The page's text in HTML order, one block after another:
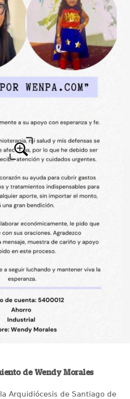
de Wendy Morales
Arquidiócesis de Santiago de